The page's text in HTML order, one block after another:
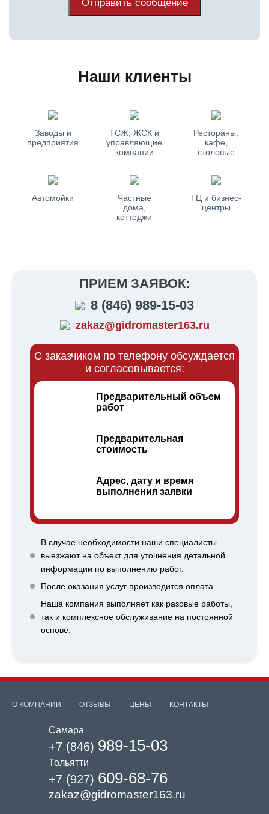
Наши клиенты
Заводы и
предприятия
ТСЖ, ЖСК и
управляющие
компании
Рестораны,
кафе,
столовые
Автомойки
Частные
дома,
коттеджи
ТЦ и бизнес-
центры
ПРИЕМ ЗАЯВОК:
8 (846) 989-15-03
zakaz@gidromaster163.ru
С заказчиком по телефону обсуждается
и согласовывается:
Предварительный объем
работ
Предварительная
стоимость
Адрес, дату и время
выполнения заявки
В случае необходимости наши специалисты
выезжают на объект для уточнения детальной
информации по выполнению работ.
После оказания услуг производится оплата.
Наша компания выполняет как разовые работы,
так и комплексное обслуживание на постоянной
основе.
О КОМПАНИИ ОТЗЫВЫ ЦЕНЫ КОНТАКТЫ
Самара
+7 (846) 989-15-03
Тольятти
+7 (927) 609-68-76
zakaz@gidromaster163.ru